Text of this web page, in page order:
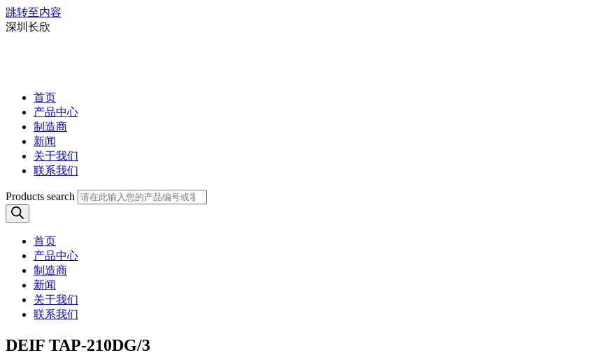
跳转至内容
深圳长欣
首页
产品中心
制造商
新闻
关于我们
联系我们
Products search
首页
产品中心
制造商
新闻
关于我们
联系我们
DEIF TAP-210DG/3